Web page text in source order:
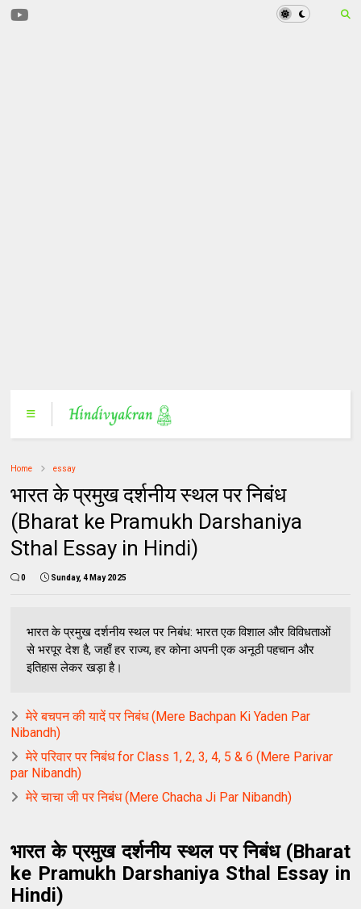
Home essay
भारत के प्रमुख दर्शनीय स्थल पर निबंध
(Bharat ke Pramukh Darshaniya
Sthal Essay in Hindi)
0 Sunday, 4 May 2025
भारत के प्रमुख दर्शनीय स्थल पर निबंध: भारत एक विशाल और विविधताओं
से भरपूर देश है, जहाँ हर राज्य, हर कोना अपनी एक अनूठी पहचान और
इतिहास लेकर खड़ा है।
मेरे बचपन की यादें पर निबंध (Mere Bachpan Ki Yaden Par
Nibandh)
मेरे परिवार पर निबंध for Class 1, 2, 3, 4, 5 & 6 (Mere Parivar
par Nibandh)
मेरे चाचा जी पर निबंध (Mere Chacha Ji Par Nibandh)
भारत के प्रमुख दर्शनीय स्थल पर निबंध (Bharat
ke Pramukh Darshaniya Sthal Essay in
Hindi)